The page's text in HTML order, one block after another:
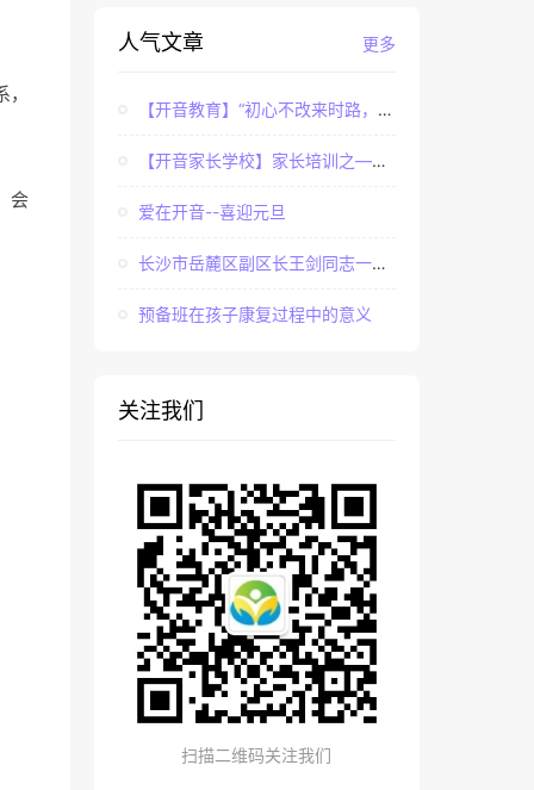
会
更多
人气文章
【开音教育】“初心不改来时路，牢记使命永担当”——...
【开音家长学校】家长培训之——亲子课程中家长如何辅...
爱在开音--喜迎元旦
长沙市岳麓区副区长王剑同志一行调研长沙市岳麓区开音...
预备班在孩子康复过程中的意义
关注我们
扫描二维码关注我们